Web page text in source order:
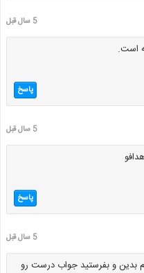
5 سال قبل
است.
پاسخ
5 سال قبل
پاسخ
5 سال قبل
بدین و بفرستید جواب درست رو